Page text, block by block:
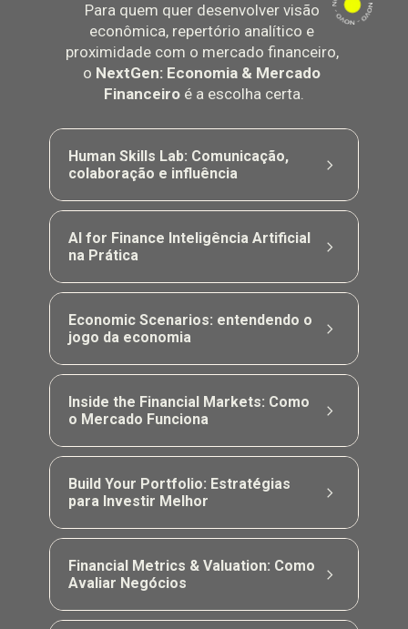
Para quem quer desenvolver visão
econômica, repertório analítico e
proximidade com o mercado financeiro,
o NextGen: Economia & Mercado
Financeiro é a escolha certa.
Human Skills Lab: Comunicação,
colaboração e influência
Dinâmicas de integração para desenvolver
fortalecendo soft skills essenciais para os
desafios acadêmicos e profissionais.
AI for Finance Inteligência Artificial
na Prática
Exploração prática da inteligência artificial
recursos voltados à análise e à tomada de
decisão.
Economic Scenarios: entendendo o
jogo da economia
Imersão em conceitos que movem a economia,
cenários e compreender impactos sobre
decisões.
Inside the Financial Markets: Como
o Mercado Funciona
Visão prática do funcionamento do mercado
principais agentes e dinâmica entre investidores
e empresas.
Build Your Portfolio: Estratégias
para Investir Melhor
Construção de base para decisões de
risco, retorno e os principais produtos
financeiros do mercado.
Financial Metrics & Valuation: Como
Avaliar Negócios
Introdução às métricas financeiras e aos